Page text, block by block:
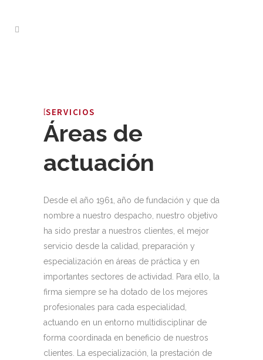
SERVICIOS
Áreas de
actuación
Desde el año 1961, año de fundación y que da
nombre a nuestro despacho, nuestro objetivo
ha sido prestar a nuestros clientes, el mejor
servicio desde la calidad, preparación y
especialización en áreas de práctica y en
importantes sectores de actividad. Para ello, la
firma siempre se ha dotado de los mejores
profesionales para cada especialidad,
actuando en un entorno multidisciplinar de
forma coordinada en beneficio de nuestros
clientes. La especialización, la prestación de